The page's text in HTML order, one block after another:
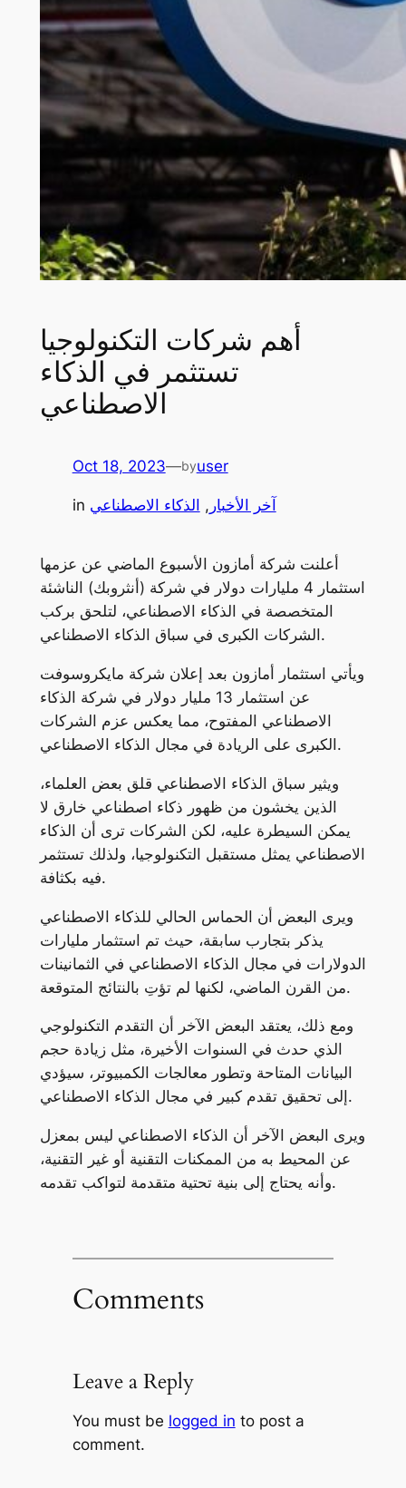
أهم شركات التكنولوجيا
تستثمر في الذكاء
الاصطناعي
Oct 18, 2023—byuser
in آخر الأخبار , الذكاء الاصطناعي
أعلنت شركة أمازون الأسبوع الماضي عن عزمها
استثمار 4 مليارات دولار في شركة (أنثروبك) الناشئة
المتخصصة في الذكاء الاصطناعي، لتلحق بركب
الشركات الكبرى في سباق الذكاء الاصطناعي.
ويأتي استثمار أمازون بعد إعلان شركة مايكروسوفت
عن استثمار 13 مليار دولار في شركة الذكاء
الاصطناعي المفتوح، مما يعكس عزم الشركات
الكبرى على الريادة في مجال الذكاء الاصطناعي.
ويثير سباق الذكاء الاصطناعي قلق بعض العلماء،
الذين يخشون من ظهور ذكاء اصطناعي خارق لا
يمكن السيطرة عليه، لكن الشركات ترى أن الذكاء
الاصطناعي يمثل مستقبل التكنولوجيا، ولذلك تستثمر
فيه بكثافة.
ويرى البعض أن الحماس الحالي للذكاء الاصطناعي
يذكر بتجارب سابقة، حيث تم استثمار مليارات
الدولارات في مجال الذكاء الاصطناعي في الثمانينات
من القرن الماضي، لكنها لم تؤتِ بالنتائج المتوقعة.
ومع ذلك، يعتقد البعض الآخر أن التقدم التكنولوجي
الذي حدث في السنوات الأخيرة، مثل زيادة حجم
البيانات المتاحة وتطور معالجات الكمبيوتر، سيؤدي
إلى تحقيق تقدم كبير في مجال الذكاء الاصطناعي.
ويرى البعض الآخر أن الذكاء الاصطناعي ليس بمعزل
عن المحيط به من الممكنات التقنية أو غير التقنية،
وأنه يحتاج إلى بنية تحتية متقدمة لتواكب تقدمه.
Comments
Leave a Reply
You must be logged in to post a
comment.